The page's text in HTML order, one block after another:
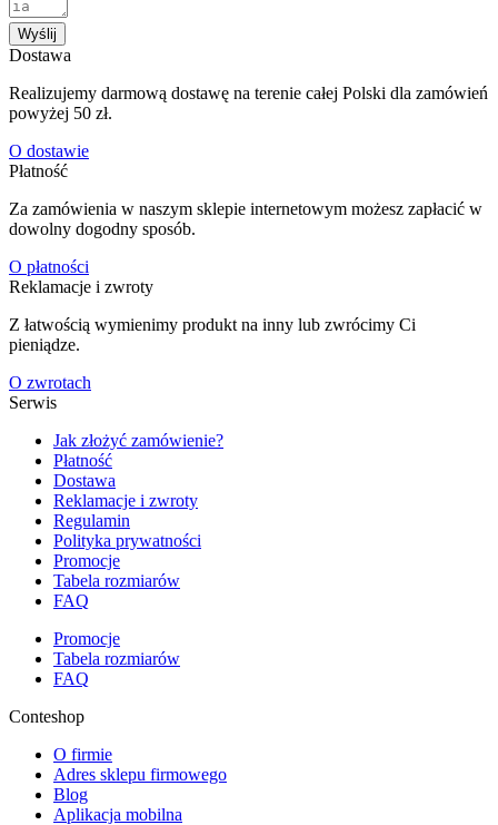
Wyślij
Dostawa
Realizujemy darmową dostawę na terenie całej Polski dla zamówień
powyżej 50 zł.
O dostawie
Płatność
Za zamówienia w naszym sklepie internetowym możesz zapłacić w
dowolny dogodny sposób.
O płatności
Reklamacje i zwroty
Z łatwością wymienimy produkt na inny lub zwrócimy Ci
pieniądze.
O zwrotach
Serwis
Jak złożyć zamówienie?
Płatność
Dostawa
Reklamacje i zwroty
Regulamin
Polityka prywatności
Promocje
Tabela rozmiarów
FAQ
Promocje
Tabela rozmiarów
FAQ
Conteshop
O firmie
Adres sklepu firmowego
Blog
Aplikacja mobilna